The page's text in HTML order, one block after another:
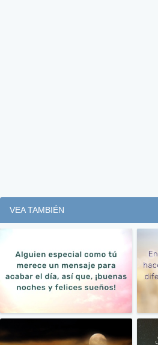
VEA TAMBIÉN